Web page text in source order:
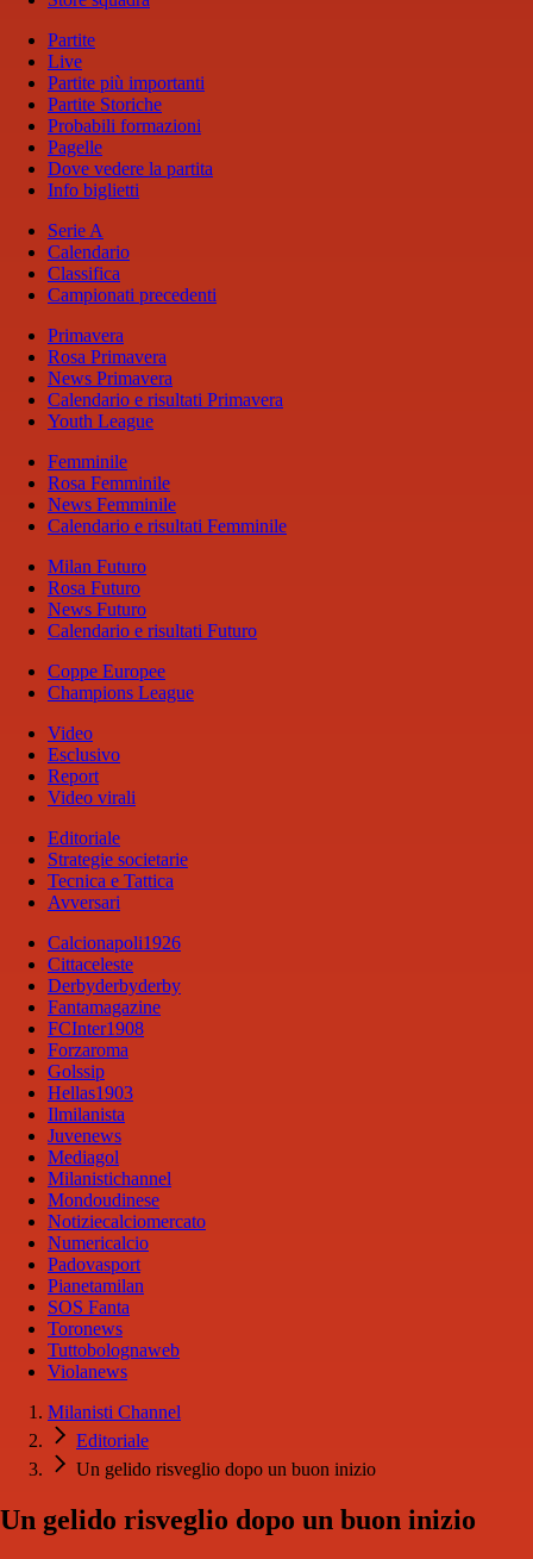
Partite
Live
Partite più importanti
Partite Storiche
Probabili formazioni
Pagelle
Dove vedere la partita
Info biglietti
Serie A
Calendario
Classifica
Campionati precedenti
Primavera
Rosa Primavera
News Primavera
Calendario e risultati Primavera
Youth League
Femminile
Rosa Femminile
News Femminile
Calendario e risultati Femminile
Milan Futuro
Rosa Futuro
News Futuro
Calendario e risultati Futuro
Coppe Europee
Champions League
Video
Esclusivo
Report
Video virali
Editoriale
Strategie societarie
Tecnica e Tattica
Avversari
Calcionapoli1926
Cittaceleste
Derbyderbyderby
Fantamagazine
FCInter1908
Forzaroma
Golssip
Hellas1903
Ilmilanista
Juvenews
Mediagol
Milanistichannel
Mondoudinese
Notiziecalciomercato
Numericalcio
Padovasport
Pianetamilan
SOS Fanta
Toronews
Tuttobolognaweb
Violanews
Milanisti Channel
Editoriale
Un gelido risveglio dopo un buon inizio
Un gelido risveglio dopo un buon inizio